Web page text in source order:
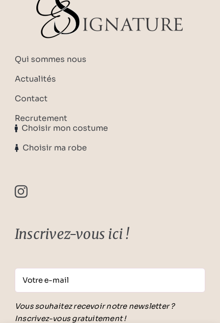
Qui sommes nous
Actualités
Contact
Recrutement
Choisir mon costume
Choisir ma robe
Inscrivez-vous ici !
Vous souhaitez recevoir notre newsletter ?
Inscrivez-vous gratuitement !